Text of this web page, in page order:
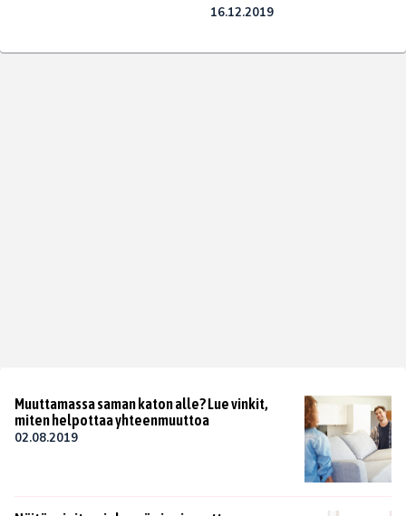
16.12.2019
Muuttamassa saman katon alle? Lue vinkit,
miten helpottaa yhteenmuuttoa
02.08.2019